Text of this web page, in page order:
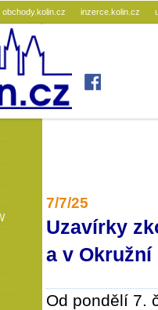
obchody.kolin.cz inzerce.kolin.cz
7/7/25
Uzavírky
a v Okružní
Od pondělí 7.